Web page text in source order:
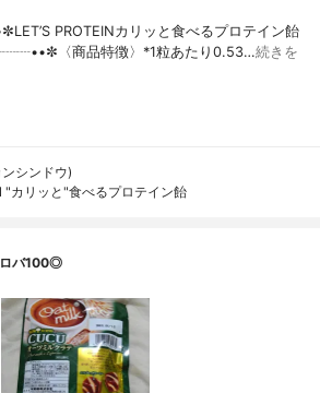
PROTEINカリッと食べるプロテイン飴
〈商品特徴〉*1粒あたり0.53…続きを
シンドウ)
"カリッと"食べるプロテイン飴
バ100◎